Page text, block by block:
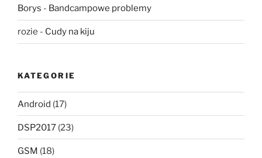
Borys - Bandcampowe problemy
rozie - Cudy na kiju
KATEGORIE
Android (17)
DSP2017 (23)
GSM (18)